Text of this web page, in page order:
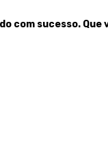
com sucesso. Que